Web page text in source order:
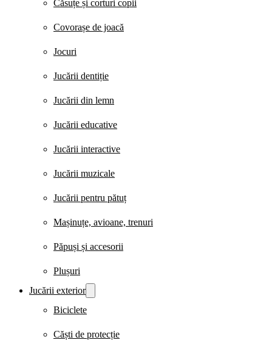
Căsuțe și corturi copii
Covorașe de joacă
Jocuri
Jucării dentiție
Jucării din lemn
Jucării educative
Jucării interactive
Jucării muzicale
Jucării pentru pătuț
Mașinuțe, avioane, trenuri
Păpuși și accesorii
Plușuri
Jucării exterior
Biciclete
Căști de protecție